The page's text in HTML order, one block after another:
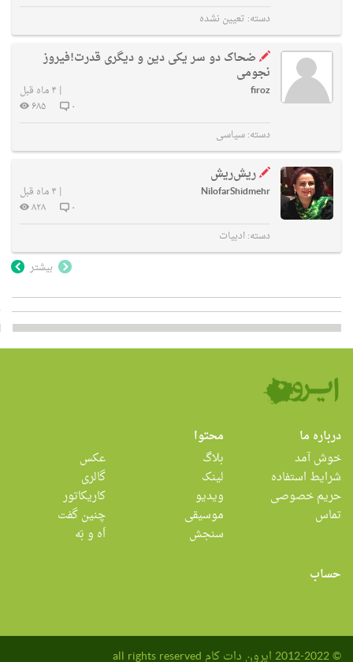
دسته: تعیین نشده
ضحاک دو سر یکی دین و دیگری قدرت!فیروز
نجومی
firoz
| ۴ ماه قبل
۰
۶۸۵
دسته:سیاسی
ریش‌ریش
NilofarShidmehr
| ۴ ماه قبل
۰
۸۲۸
دسته:ادبیات
بیشتر
درباره ما
خوش آمد
شرایط استفاده
حریم خصوصی
تماس
محتوا
بلاگ
لینک
ویدیو
موسیقی
سنجش
عکس
گالری
کاریکاتور
چنین گفت
اَه و بَه
حساب
© 2012-2022 ایرون دات کام all rights reserved